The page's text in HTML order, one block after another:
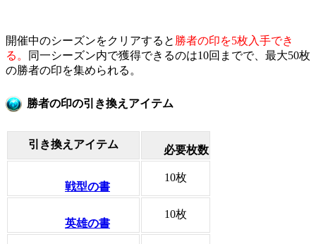
開催中のシーズンをクリアすると 勝者の印を5枚入手でき
る。
同一シーズン内で獲得できるのは10回までで、最大50枚
の勝者の印を集められる。
勝者の印の引き換えアイテム
引き換えアイテム 必要枚数
戦型の書
10枚
英雄の書
10枚